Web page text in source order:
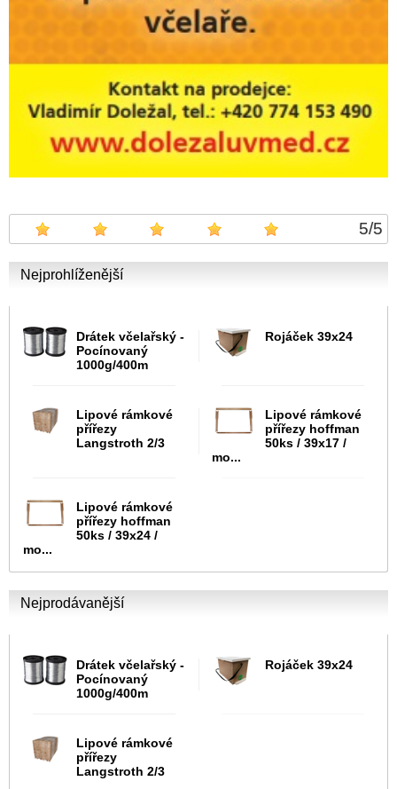
5/5
Nejprohlíženější
Drátek včelařský -
Pocínovaný
1000g/400m
Rojáček 39x24
Lipové rámkové
přířezy
Langstroth 2/3
Lipové rámkové
přířezy hoffman
50ks / 39x17 /
mo...
Lipové rámkové
přířezy hoffman
50ks / 39x24 /
mo...
Nejprodávanější
Drátek včelařský -
Pocínovaný
1000g/400m
Rojáček 39x24
Lipové rámkové
přířezy
Langstroth 2/3